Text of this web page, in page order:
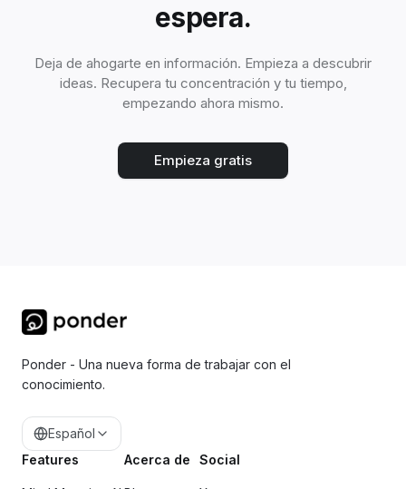
espera.
Deja de ahogarte en información. Empieza a descubrir
ideas. Recupera tu concentración y tu tiempo,
empezando ahora mismo.
Empieza gratis
Ponder - Una nueva forma de trabajar con el
conocimiento.
Español
Features
Acerca de Social